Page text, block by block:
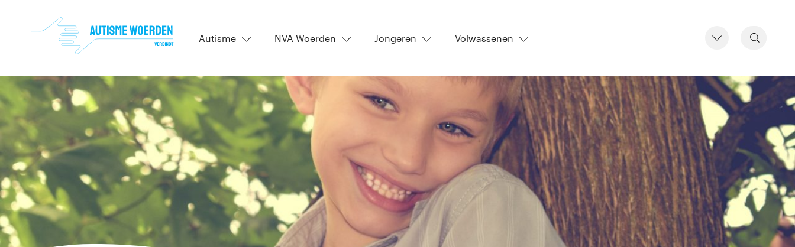
Autisme NVA Woerden Jongeren Volwassenen